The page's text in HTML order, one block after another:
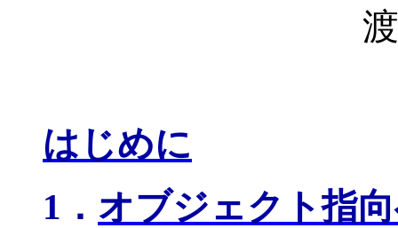
はじめに
1． オブジェクト指